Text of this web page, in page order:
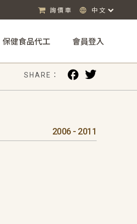
詢價車 中文
保健食品代工 會員登入
SHARE：
2006 - 2011